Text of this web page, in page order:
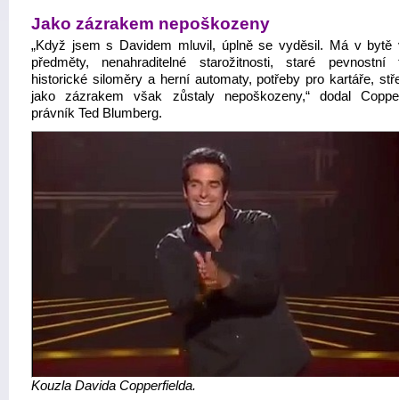
Jako zázrakem nepoškozeny
„Když jsem s Davidem mluvil, úplně se vyděsil. Má v bytě
předměty, nenahraditelné starožitnosti, staré pevnostní
historické siloměry a herní automaty, potřeby pro kartáře,
jako zázrakem však zůstaly nepoškozeny,“ dodal
právník Ted Blumberg.
Kouzla Davida Copperfielda.